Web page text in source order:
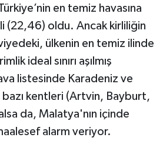
en temiz havasına
(22,46) oldu. Ancak kirliliğin
ülkenin en temiz ilinde
ideal sınırı aşılmış
listesinde Karadeniz ve
bazı kentleri (Artvin, Bayburt,
da, Malatya'nın içinde
alarm veriyor.